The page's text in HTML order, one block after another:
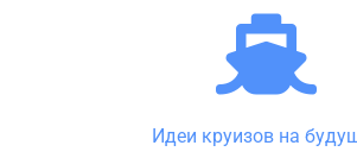
Идеи круизов на